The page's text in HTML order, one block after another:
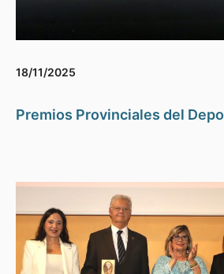
18/11/2025
Premios Provinciales del